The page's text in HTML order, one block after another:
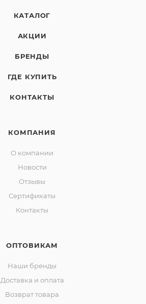
КАТАЛОГ
АКЦИИ
БРЕНДЫ
ГДЕ КУПИТЬ
КОНТАКТЫ
КОМПАНИЯ
О компании
Новости
Отзывы
Сертификаты
Контакты
ОПТОВИКАМ
Наши бренды
Доставка и оплата
Возврат товара